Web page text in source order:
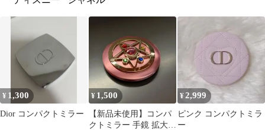
¥ 1,300
Dior コンパクトミラー
¥ 1,500
【新品未使用】コンパ
クトミラー 手鏡 拡大鏡
¥2,999
ピンク コンパクトミラ
ー